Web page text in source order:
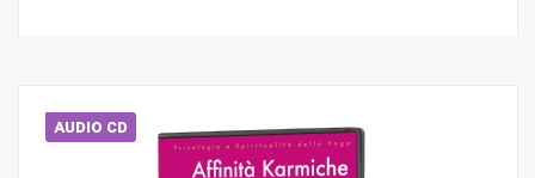
AUDIO CD